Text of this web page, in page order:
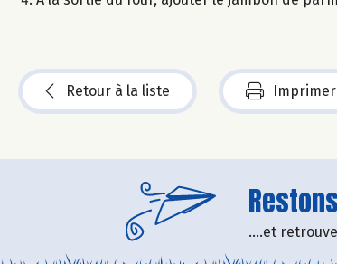
Retour à la liste
....et